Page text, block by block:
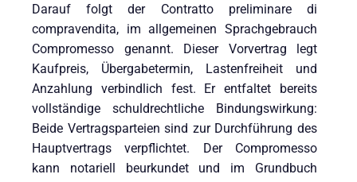
Darauf folgt der Contratto preliminare di
compravendita, im allgemeinen Sprachgebrauch
Compromesso genannt. Dieser Vorvertrag legt
Kaufpreis, Übergabetermin, Lastenfreiheit und
Anzahlung verbindlich fest. Er entfaltet bereits
vollständige schuldrechtliche Bindungswirkung:
Beide Vertragsparteien sind zur Durchführung des
Hauptvertrags verpflichtet. Der Compromesso
kann notariell beurkundet und im Grundbuch